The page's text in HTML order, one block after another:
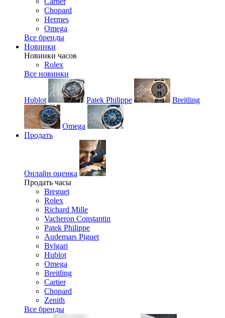
Chopard
Hermes
Omega
Все бренды
Новинки
Новинки часов
Rolex
Все новинки
Hublot Patek Philippe Breitling
Omega
Продать
Онлайн оценка
Продать часы
Breguet
Rolex
Richard Mille
Vacheron Constantin
Patek Philippe
Audemars Piguet
Bvlgari
Hublot
Omega
Breitling
Cartier
Chopard
Zenith
Все бренды